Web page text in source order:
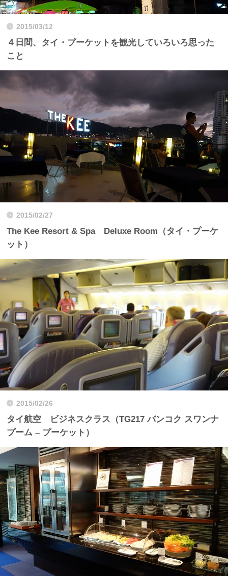
2015/03/12
４日間、タイ・プーケットを観光していろいろ思った
こと
2015/02/27
The Kee Resort & Spa Deluxe Room（タイ・プーケ
ット）
2015/02/26
タイ航空 ビジネスクラス（TG217 バンコク スワンナ
プーム – プーケット）